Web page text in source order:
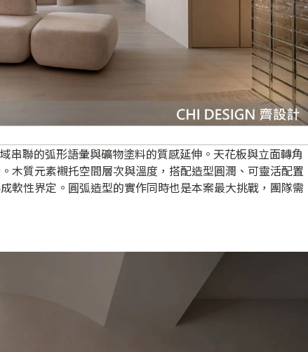
串聯的弧形語彙與礦物塗料的質感延伸。天花板與立面轉角
木質元素襯托空間層次與溫度，搭配造型圓潤、可靈活配置
軟性界定。圓弧造型的實作同時也是本案最大挑戰，團隊需